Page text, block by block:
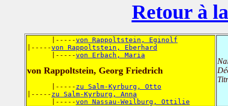
Retour à
      |-----
von Rappoltstein, Eginolf
|-----von Rappoltstein, Eberhard
      |-----
von Erbach, Maria
von Rappoltstein, Georg Friedrich
      |-----
zu Salm-Kyrburg, Otto
|----- zu Salm-Kyrburg, Anna
      |-----
von Nassau-Weilburg, Ottilie